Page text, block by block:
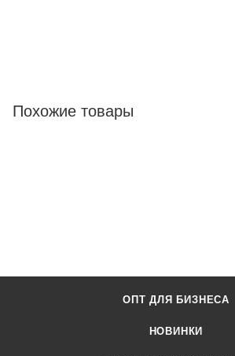
Похожие товары
ОПТ ДЛЯ БИЗНЕСА
НОВИНКИ